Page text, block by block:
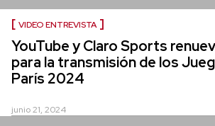
VIDEO ENTREVISTA
YouTube y Claro Sports
para la transmisión de los
París 2024
junio 21, 2024